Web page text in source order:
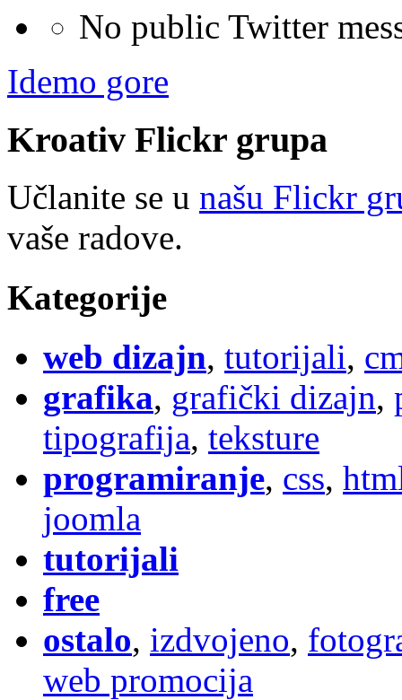
No public Twitter
Idemo gore
Kroativ Flickr grupa
Učlanite se u našu Flickr
vaše radove.
Kategorije
web dizajn, tutorijali,
grafika, grafički dizajn,
tipografija, teksture
programiranje, css,
joomla
tutorijali
free
ostalo, izdvojeno,
web promocija